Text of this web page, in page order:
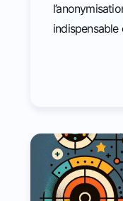
indispensable
données